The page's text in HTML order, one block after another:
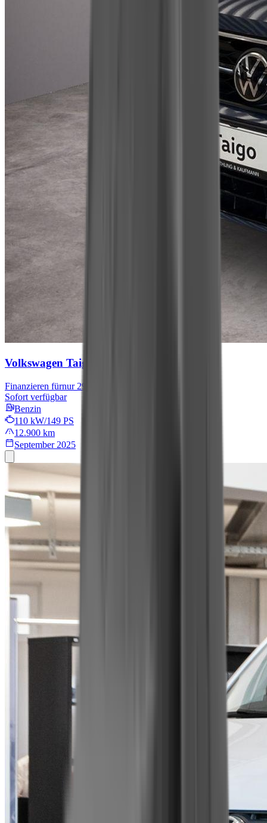
Volkswagen Taigo
Finanzieren fürnur 299 € mtl.
Sofort verfügbar
Benzin
110 kW/149 PS
12.900 km
September 2025